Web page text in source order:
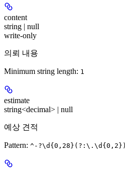
content
string | null
write-only
의뢰 내용
Minimum string length: 1
estimate
string<decimal> | null
예상 견적
Pattern: ^-